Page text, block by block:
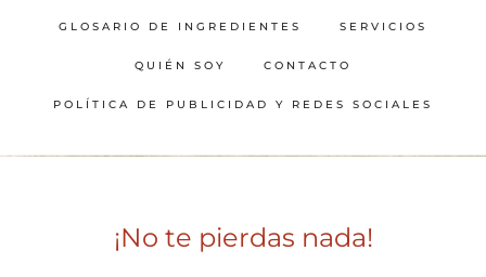
GLOSARIO DE INGREDIENTES SERVICIOS
QUIÉN SOY CONTACTO
POLÍTICA DE PUBLICIDAD Y REDES SOCIALES
¡No te pierdas nada!